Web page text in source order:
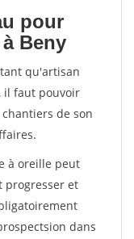
pour
Beny
qu'artisan
il faut pouvoir
de son
à oreille peut
progresser et
dans